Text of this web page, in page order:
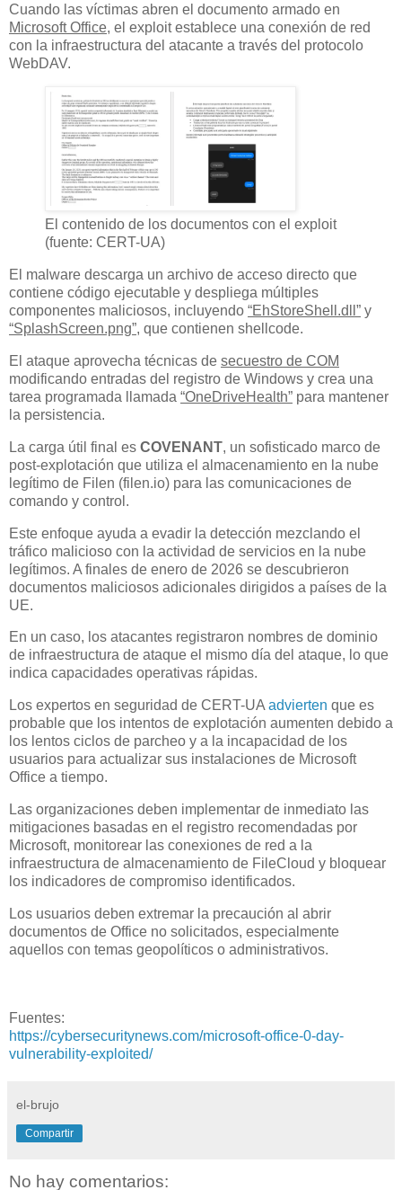
Cuando las víctimas abren el documento armado en
Microsoft Office, el exploit establece una conexión de red
con la infraestructura del atacante a través del protocolo
WebDAV.
El contenido de los documentos con el exploit
(fuente: CERT-UA)
El malware descarga un archivo de acceso directo que
contiene código ejecutable y despliega múltiples
componentes maliciosos, incluyendo “EhStoreShell.dll” y
“SplashScreen.png”, que contienen shellcode.
El ataque aprovecha técnicas de secuestro de COM
modificando entradas del registro de Windows y crea una
tarea programada llamada “OneDriveHealth” para mantener
la persistencia.
La carga útil final es COVENANT, un sofisticado marco de
post-explotación que utiliza el almacenamiento en la nube
legítimo de Filen (filen.io) para las comunicaciones de
comando y control.
Este enfoque ayuda a evadir la detección mezclando el
tráfico malicioso con la actividad de servicios en la nube
legítimos. A finales de enero de 2026 se descubrieron
documentos maliciosos adicionales dirigidos a países de la
UE.
En un caso, los atacantes registraron nombres de dominio
de infraestructura de ataque el mismo día del ataque, lo que
indica capacidades operativas rápidas.
Los expertos en seguridad de CERT-UA advierten que es
probable que los intentos de explotación aumenten debido a
los lentos ciclos de parcheo y a la incapacidad de los
usuarios para actualizar sus instalaciones de Microsoft
Office a tiempo.
Las organizaciones deben implementar de inmediato las
mitigaciones basadas en el registro recomendadas por
Microsoft, monitorear las conexiones de red a la
infraestructura de almacenamiento de FileCloud y bloquear
los indicadores de compromiso identificados.
Los usuarios deben extremar la precaución al abrir
documentos de Office no solicitados, especialmente
aquellos con temas geopolíticos o administrativos.
Fuentes:
https://cybersecuritynews.com/microsoft-office-0-day-
vulnerability-exploited/
el-brujo
Compartir
No hay comentarios: